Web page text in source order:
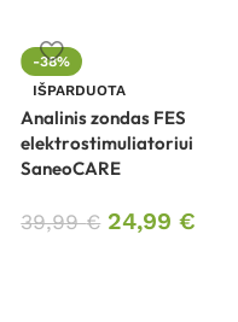
-38%
IŠPARDUOTA
Analinis zondas FES
elektrostimuliatoriui
SaneoCARE
39,99€ 24,99€